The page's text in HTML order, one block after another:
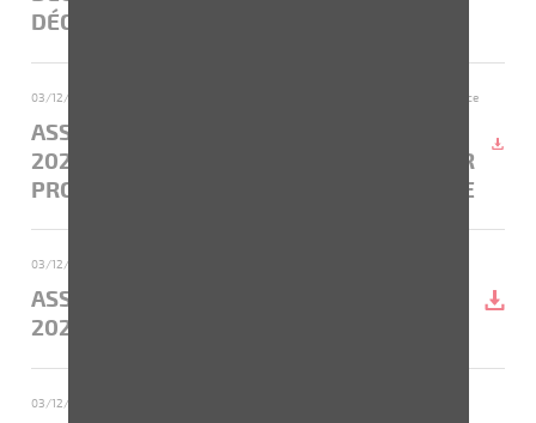
DÉCEMBRE 2020)
03/12/2020 - 07. Formulaire unique de vote par procuration ou par correspondance
ASSEMBLÉE GÉNÉRALE DU 28 DÉCEMBRE
2020 - FORMULAIRE UNIQUE DE VOTE PAR
PROCURATION OU PAR CORRESPONDANCE
03/12/2020
ASSEMBLÉE GÉNÉRALE DU 28 DÉCEMBRE
2020 - DOSSIER DE CONVOCATION
03/12/2020